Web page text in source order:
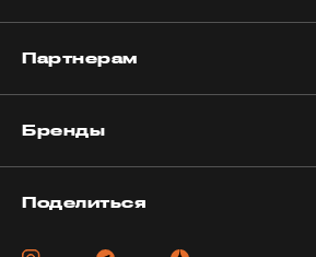
Партнерам
Бренды
Поделиться